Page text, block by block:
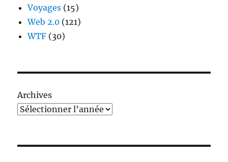
Voyages (15)
Web 2.0 (121)
WTF (30)
Archives